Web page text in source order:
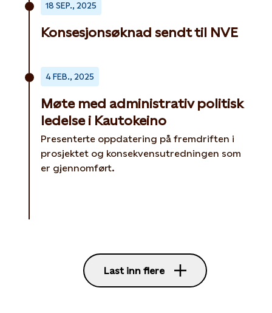
18 SEP., 2025
Konsesjonsøknad sendt til NVE
4 FEB., 2025
Møte med administrativ politisk
ledelse i Kautokeino
Presenterte oppdatering på fremdriften i
prosjektet og konsekvensutredningen som
er gjennomført.
Last inn flere